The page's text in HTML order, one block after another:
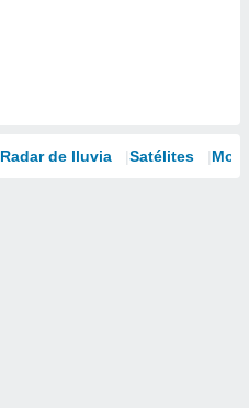
Radar de lluvia Satélites